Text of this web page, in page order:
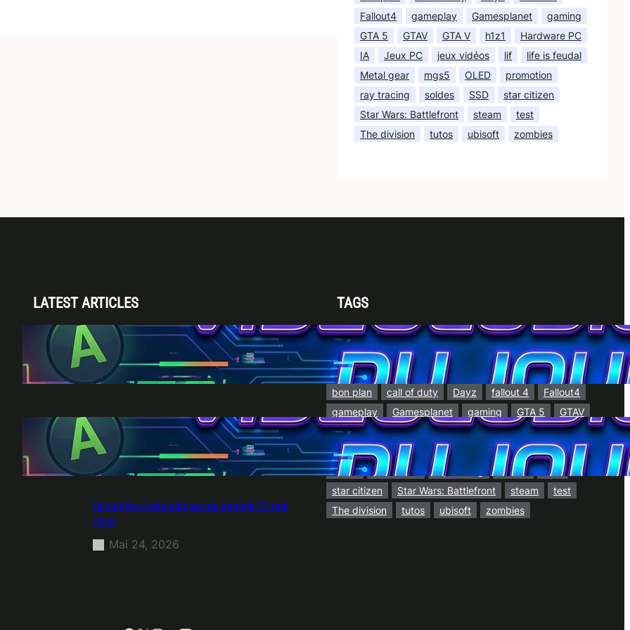
Fallout4
gameplay Gamesplanet
gaming
GTA 5
GTAV GTA V h1z1
Hardware PC
IA
Jeux PC jeux vidéos lif
life is feudal
Metal gear
mgs5 OLED
promotion
ray tracing
soldes SSD
star citizen
Star Wars: Battlefront
steam
test
The division
tutos ubisoft zombies
LATEST ARTICLES
Actualités vidéoludiques du dimanche 21
juin 2026
Juin 24, 2026
Actualités vidéoludiques du mardi 23 juin
2026
Juin 24, 2026
Actualités vidéoludiques du samedi 23 mai
2026
Mai 24, 2026
TAGS
7 days to die 2025 amazon AMD
ark
Arma 3
battlefield
battlefield 6
Battlefield Hardline
BF4 BF5
Black Friday
bon plan
call of duty Dayz fallout 4
Fallout4
gameplay
Gamesplanet gaming GTA 5
GTAV
GTA V
h1z1 Hardware PC IA
Jeux PC
jeux vidéos
lif life is feudal Metal gear
mgs5
OLED
promotion ray tracing soldes
SSD
star citizen
Star Wars: Battlefront steam
test
The division
tutos ubisoft zombies